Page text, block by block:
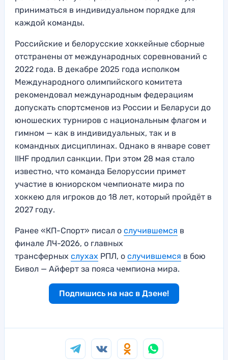
приниматься в индивидуальном порядке для
каждой команды.
Российские и белорусские хоккейные сборные
отстранены от международных соревнований с
2022 года. В декабре 2025 года исполком
Международного олимпийского комитета
рекомендовал международным федерациям
допускать спортсменов из России и Беларуси до
юношеских турниров с национальным флагом и
гимном — как в индивидуальных, так и в
командных дисциплинах. Однако в январе совет
IIHF продлил санкции. При этом 28 мая стало
известно, что команда Белоруссии примет
участие в юниорском чемпионате мира по
хоккею для игроков до 18 лет, который пройдёт в
2027 году.
Ранее «КП-Спорт» писал о случившемся в
финале ЛЧ-2026, о главных
трансферных слухах РПЛ, о случившемся в бою
Бивол — Айферт за пояса чемпиона мира.
Подпишись на нас в Дзене!